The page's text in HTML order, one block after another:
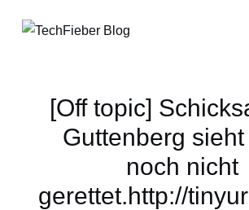
[Off topic]
Guttenberg
noch nicht
gerettet.http://